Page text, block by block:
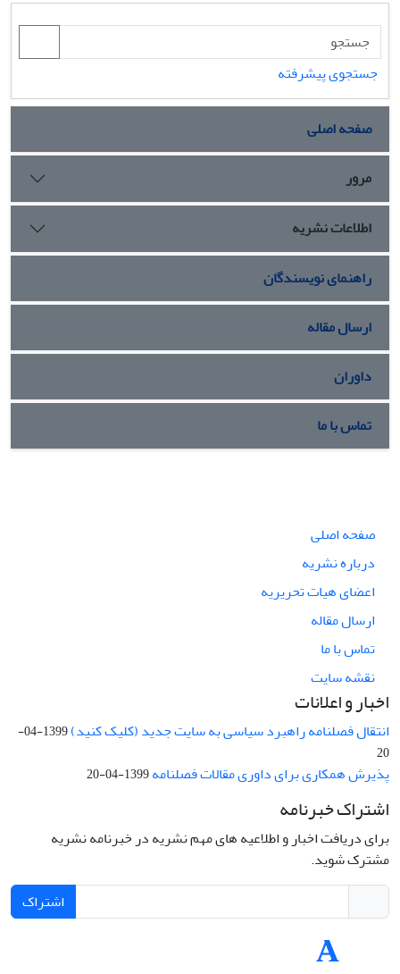
جستجوی پیشرفته
صفحه اصلی
مرور
اطلاعات نشریه
راهنمای نویسندگان
ارسال مقاله
داوران
تماس با ما
صفحه اصلی
درباره نشریه
اعضای هیات تحریریه
ارسال مقاله
تماس با ما
نقشه سایت
اخبار و اعلانات
انتقال فصلنامه راهبرد سیاسی به سایت جدید (کلیک کنید)
1399-04-
20
پذیرش همکاری برای داوری مقالات فصلنامه1399-04-20
اشتراک خبرنامه
برای دریافت اخبار و اطلاعیه های مهم نشریه در خبرنامه نشریه
مشترک شوید.
اشتراک